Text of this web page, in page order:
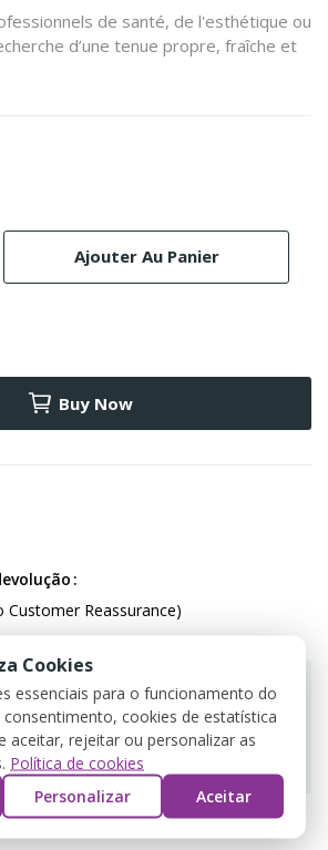
de santé, de l'esthétique ou
d’une tenue propre, fraîche et
Ajouter Au Panier
Buy Now
Reassurance)
safe & secure checkout
Cookies
essenciais para o funcionamento do
cookies de estatística
aceitar, rejeitar ou personalizar as
Política de cookies
Personalizar Aceitar